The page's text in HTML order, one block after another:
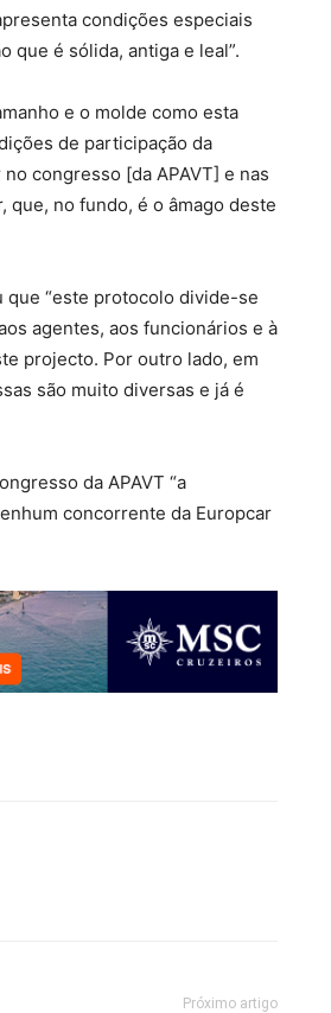
condições especiais
que é sólida, antiga e leal”.
e o molde como esta
de participação da
congresso [da APAVT] e nas
que, no fundo, é o âmago deste
que “este protocolo divide-se
agentes, aos funcionários e à
projecto. Por outro lado, em
são muito diversas e já é
da APAVT “a
concorrente da Europcar
Próximo artigo